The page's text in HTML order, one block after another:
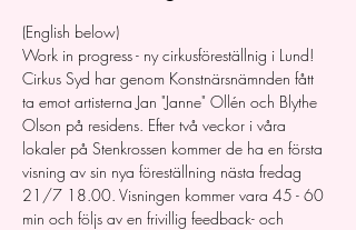
(English below)
Work in progress - ny cirkusföreställnig i Lund!
Cirkus Syd har genom Konstnärsnämnden fått
ta emot artisterna Jan "Janne" Ollén och Blythe
Olson på residens. Efter två veckor i våra
lokaler på Stenkrossen kommer de ha en första
visning av sin nya föreställning nästa fredag
21/7 18.00. Visningen kommer vara 45 - 60
min och följs av en frivillig feedback- och